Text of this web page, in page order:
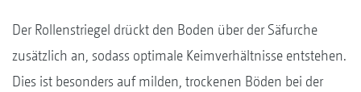
Der Rollenstriegel drückt den Boden über der Säfurche
zusätzlich an, sodass optimale Keimverhältnisse entstehen.
Dies ist besonders auf milden, trockenen Böden bei der